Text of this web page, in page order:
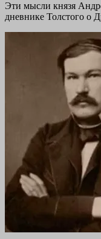
Эти мысли князя
дневнике Толстого о